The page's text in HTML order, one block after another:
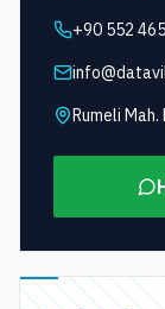
+90 552
Rumeli